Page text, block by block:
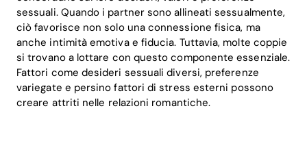
sessuali. Quando i partner sono allineati sessualmente,
ciò favorisce non solo una connessione fisica, ma
anche intimità emotiva e fiducia. Tuttavia, molte coppie
si trovano a lottare con questo componente essenziale.
Fattori come desideri sessuali diversi, preferenze
variegate e persino fattori di stress esterni possono
creare attriti nelle relazioni romantiche.